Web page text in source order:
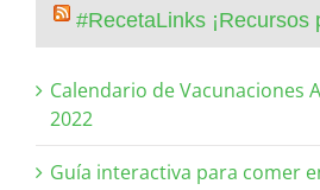
#RecetaLinks ¡Recursos
Calendario de Vacunaciones
2022
Guía interactiva para comer